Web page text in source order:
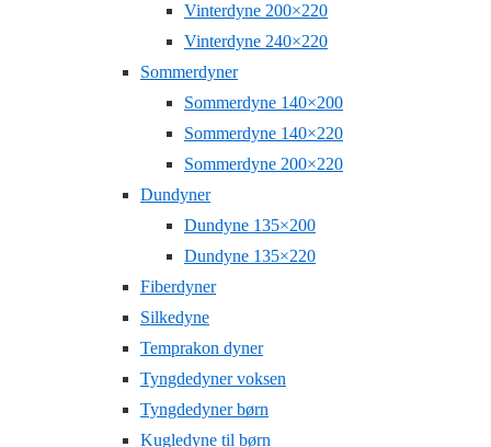
Vinterdyne 200×220
Vinterdyne 240×220
Sommerdyner
Sommerdyne 140×200
Sommerdyne 140×220
Sommerdyne 200×220
Dundyner
Dundyne 135×200
Dundyne 135×220
Fiberdyner
Silkedyne
Temprakon dyner
Tyngdedyner voksen
Tyngdedyner børn
Kugledyne til børn